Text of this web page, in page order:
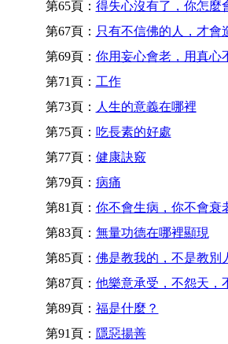
第65頁： 得失心沒有了，你怎麼
第67頁： 只有不信佛的人，才會
第69頁： 你用妄心會老，用真心
第71頁： 工作
第73頁： 人生的意義在哪裡
第75頁： 吃長素的好處
第77頁： 健康訣竅
第79頁： 病痛
第81頁： 你不會生病，你不會衰
第83頁： 無量功德在哪裡顯現
第85頁： 佛是教我的，不是教別
第87頁： 他樂意承受，不怨天，
第89頁： 福是什麼？
第91頁： 隱惡揚善